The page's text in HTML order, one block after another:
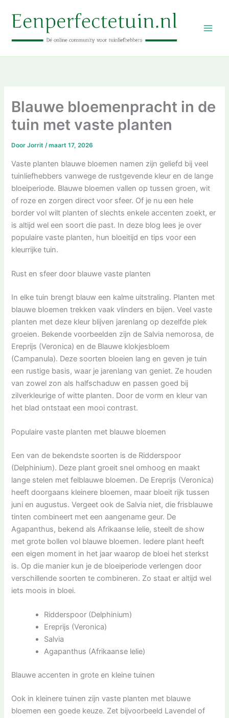
naar
inhoud
Blauwe bloemenpracht in de
tuin met vaste planten
DoorJorrit/maart 17, 2026
Vaste planten blauwe bloemen namen zijn geliefd bij veel
tuinliefhebbers vanwege de rustgevende kleur en de lange
bloeiperiode. Blauwe bloemen vallen op tussen groen, wit
of roze en zorgen direct voor sfeer. Of je nu een hele
border vol wilt planten of slechts enkele accenten zoekt, er
is altijd wel een soort die past. In deze blog lees je over
populaire vaste planten, hun bloeitijd en tips voor een
kleurrijke tuin.
Rust en sfeer door blauwe vaste planten
In elke tuin brengt blauw een kalme uitstraling. Planten met
blauwe bloemen trekken vaak vlinders en bijen. Veel vaste
planten met deze kleur blijven jarenlang op dezelfde plek
groeien. Bekende voorbeelden zijn de Salvia nemorosa, de
Ereprijs (Veronica) en de Blauwe klokjesbloem
(Campanula). Deze soorten bloeien lang en geven je tuin
een rustige basis, waar je jarenlang van geniet. Ze houden
van zowel zon als halfschaduw en passen goed bij
zilverkleurige of witte planten. Door de vorm en kleur van
het blad ontstaat een mooi contrast.
Populaire vaste planten met blauwe bloemen
Een van de bekendste soorten is de Ridderspoor
(Delphinium). Deze plant groeit snel omhoog en maakt
lange stelen met felblauwe bloemen. De Ereprijs (Veronica)
heeft doorgaans kleinere bloemen, maar bloeit rijk tussen
juni en augustus. Vergeet ook de Salvia niet, die frisblauwe
tinten combineert met een aangename geur. De
Agapanthus, bekend als Afrikaanse lelie, steelt de show
met grote bollen vol blauwe bloemen. Iedere plant heeft
een eigen moment in het jaar waarop de bloei het sterkst
is. Op die manier kun je de bloeiperiode verlengen door
verschillende soorten te combineren. Zo staat er altijd wel
iets moois in bloei.
Ridderspoor (Delphinium)
Ereprijs (Veronica)
Salvia
Agapanthus (Afrikaanse lelie)
Blauwe accenten in grote en kleine tuinen
Ook in kleinere tuinen zijn vaste planten met blauwe
bloemen een goede keuze. Zet bijvoorbeeld Lavendel of